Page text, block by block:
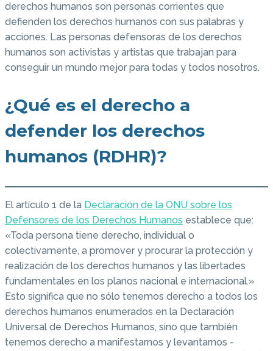
derechos humanos son personas corrientes que
defienden los derechos humanos con sus palabras y
acciones. Las personas defensoras de los derechos
humanos son activistas y artistas que trabajan para
conseguir un mundo mejor para todas y todos nosotros.
¿Qué es el derecho a
defender los derechos
humanos (RDHR)?
El artículo 1 de la Declaración de la ONU sobre los
Defensores de los Derechos Humanos establece que:
«Toda persona tiene derecho, individual o
colectivamente, a promover y procurar la protección y
realización de los derechos humanos y las libertades
fundamentales en los planos nacional e internacional.»
Esto significa que no sólo tenemos derecho a todos los
derechos humanos enumerados en la Declaración
Universal de Derechos Humanos, sino que también
tenemos derecho a manifestarnos y levantarnos -